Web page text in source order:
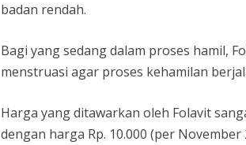
badan rendah.
Bagi yang sedang dalam proses hamil,
menstruasi agar proses kehamilan
Harga yang ditawarkan oleh Folavit
dengan harga Rp. 10.000 (per November